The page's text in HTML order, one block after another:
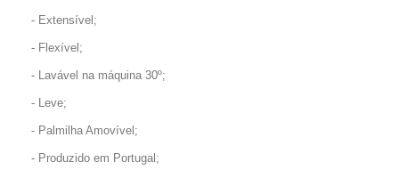
- Extensível;
- Flexível;
- Lavável na máquina 30º;
- Leve;
- Palmilha Amovível;
- Produzido em Portugal;